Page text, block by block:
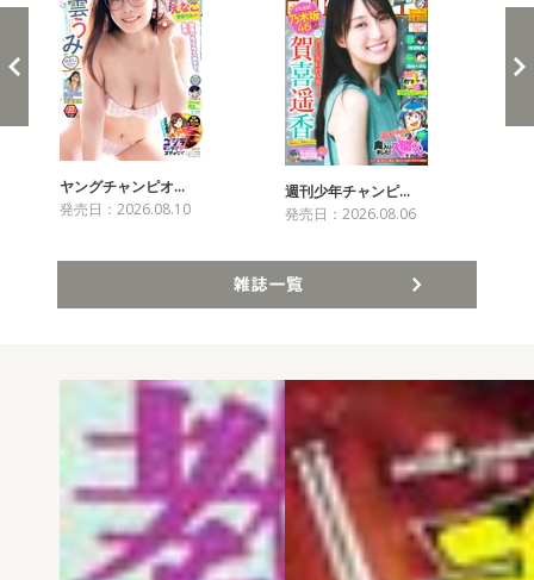
ヤングチャンピオ…
発売日：2026.08.10
週刊少年チャンピ…
発売日：2026.08.06